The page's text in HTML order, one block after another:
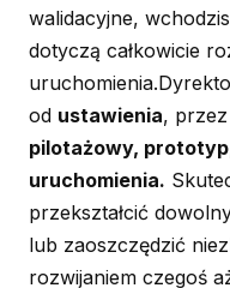
walidacyjne,
dotyczą całkowicie
od ustawienia, przez
pilotażowy, prototyp
uruchomienia.
przekształcić
lub zaoszczędzić
rozwijaniem czegoś